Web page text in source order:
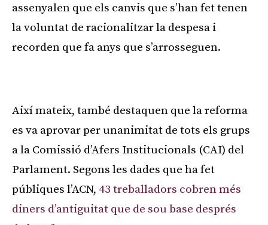
assenyalen que els canvis que s’han fet tenen
la voluntat de racionalitzar la despesa i
recorden que fa anys que s’arrosseguen.
Així mateix, també destaquen que la reforma
es va aprovar per unanimitat de tots els grups
a la Comissió d’Afers Institucionals (CAI) del
Parlament. Segons les dades que ha fet
públiques l’ACN, 43 treballadors cobren més
diners d’antiguitat que de sou base després